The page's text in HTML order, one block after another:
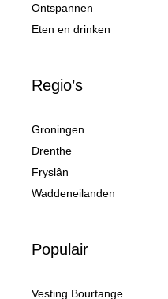
Ontspannen
Eten en drinken
Regio’s
Groningen
Drenthe
Fryslân
Waddeneilanden
Populair
Vesting Bourtange